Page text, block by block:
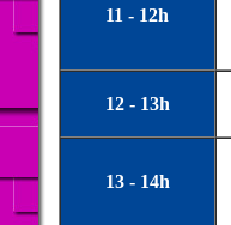
11 - 12h
12 - 13h
13 - 14h